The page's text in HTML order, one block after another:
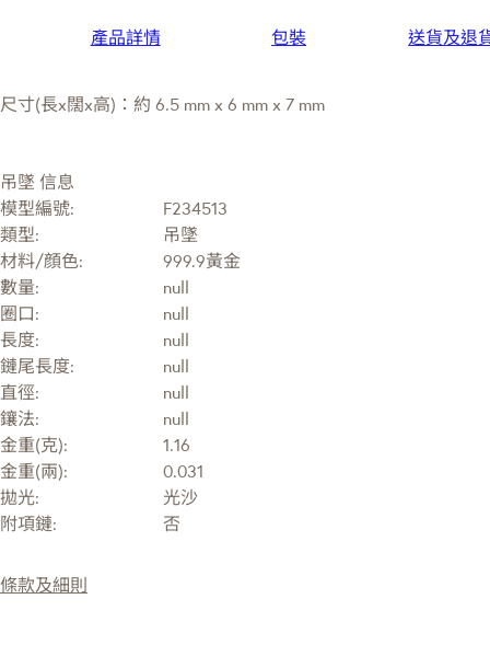
產品詳情 包裝 送貨及退
尺寸(長x闊x高)：約 6.5 mm x 6 mm x 7 mm
吊墜 信息
模型編號:
F234513
類型:
吊墜
材料/顔色:
999.9黃金
數量:
null
圈口:
null
長度:
null
鏈尾長度:
null
直徑:
null
鑲法:
null
金重(克):
1.16
金重(兩):
0.031
拋光:
光沙
附項鏈:
否
條款及細則